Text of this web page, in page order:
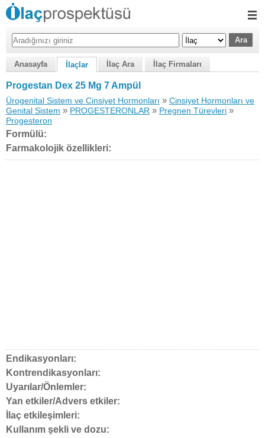
Anasayfa İlaçlar İlaç Ara İlaç Firmaları
Progestan Dex 25 Mg 7 Ampül
Ürogenital Sistem ve Cinsiyet Hormonları » Cinsiyet Hormonları ve
Genital Sistem » PROGESTERONLAR » Pregnen Türevleri »
Progesteron
Formülü:
Farmakolojik özellikleri:
Endikasyonları:
Kontrendikasyonları:
Uyarılar/Önlemler:
Yan etkiler/Advers etkiler:
İlaç etkileşimleri:
Kullanım şekli ve dozu: